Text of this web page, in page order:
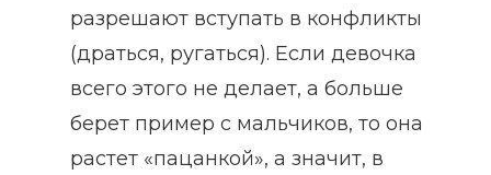
разрешают вступать в конфликты
(драться, ругаться). Если девочка
всего этого не делает, а больше
берет пример с мальчиков, то она
растет «пацанкой», а значит, в